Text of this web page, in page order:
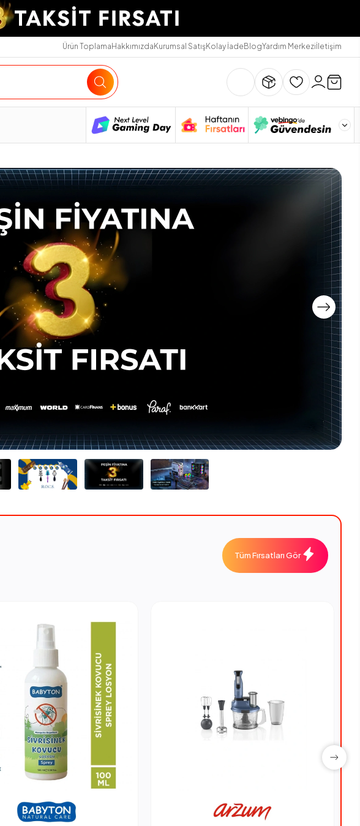
Ürün ToplamaHakkımızdaKurumsal SatışKolay İadeBlogYardım Merkeziİletişim
Tüm Fırsatları Gör